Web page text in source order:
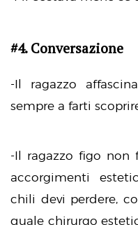
#4. Conversazione
-Il ragazzo
sempre a farti
-Il ragazzo figo non
accorgimenti
chili devi perdere,
quale chirurgo